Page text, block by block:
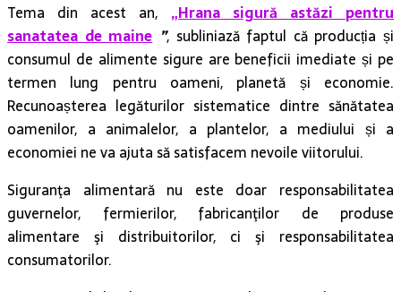
Tema din acest an, „Hrana sigură astăzi pentru
sanatatea de maine”, subliniază faptul că producția și
consumul de alimente sigure are beneficii imediate și pe
termen lung pentru oameni, planetă și economie.
Recunoașterea legăturilor sistematice dintre sănătatea
oamenilor, a animalelor, a plantelor, a mediului și a
economiei ne va ajuta să satisfacem nevoile viitorului.
Siguranţa alimentară nu este doar responsabilitatea
guvernelor, fermierilor, fabricanţilor de produse
alimentare şi distribuitorilor, ci şi responsabilitatea
consumatorilor.